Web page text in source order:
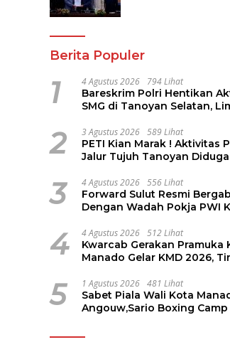
Berita Populer
1 4 Agustus 2026 794 Lihat
Bareskrim Polri Hentikan
SMG di Tanoyan Selatan,
2 3 Agustus 2026 589 Lihat
PETI Kian Marak ! Aktivitas
Jalur Tujuh Tanoyan Diduga
3 4 Agustus 2026 556 Lihat
Forward Sulut Resmi
Dengan Wadah Pokja PWI
4 4 Agustus 2026 512 Lihat
Kwarcab Gerakan Pramuka
Manado Gelar KMD 2026,
Pramuka
5 1 Agustus 2026 481 Lihat
Sabet Piala Wali Kota
Angouw,Sario Boxing Camp